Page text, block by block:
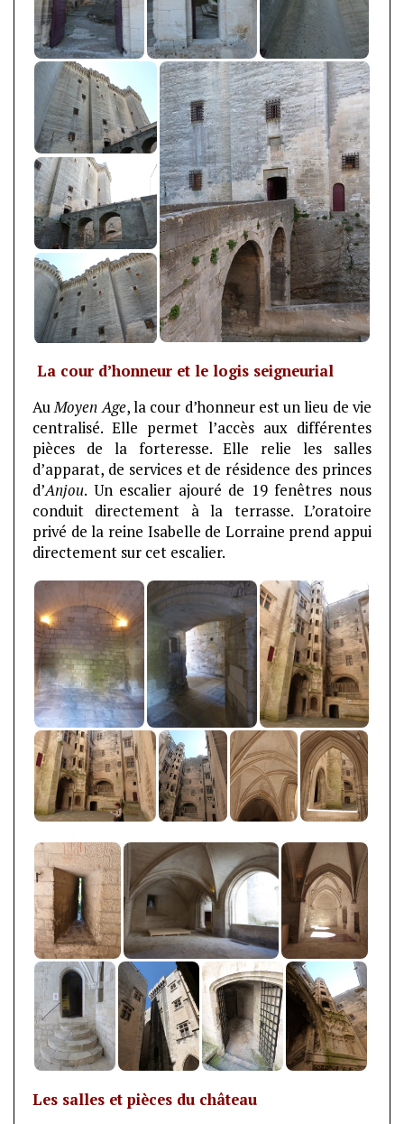
La cour d’honneur et le logis seigneurial
AuMoyen Age, la cour d’honneur est un lieu de vie
centralisé. Elle permet l’accès aux différentes
pièces de la forteresse. Elle relie les salles
d’apparat, de services et de résidence des princes
d’Anjou. Un escalier ajouré de 19 fenêtres nous
conduit directement à la terrasse. L’oratoire
privé de la reine Isabelle de Lorraine prend appui
directement sur cet escalier.
Les salles et pièces du château